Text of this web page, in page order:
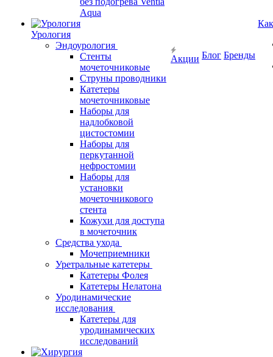
Aqua
Урология
Эндоурология
Стенты
мочеточниковые
Струны проводники
Катетеры
мочеточниковые
Наборы для
надлобковой
цистостомии
Наборы для
перкутанной
нефростомии
Наборы для
установки
мочеточникового
стента
Кожухи для доступа
в мочеточник
Средства ухода
Мочеприемники
Уретральные катетеры
Катетеры Фолея
Катетеры Нелатона
Уродинамические
исследования
Катетеры для
уродинамических
исследований
Акции Блог Бренды